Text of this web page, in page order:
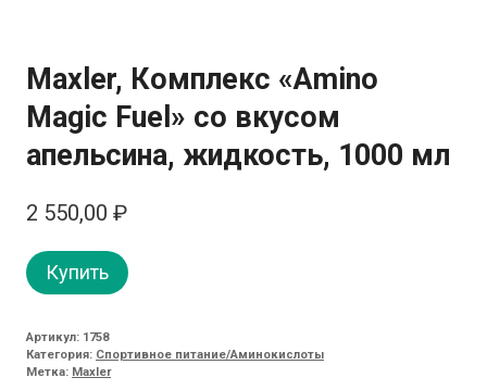
Maxler, Комплекс «Amino
Magic Fuel» со вкусом
апельсина, жидкость, 1000 мл
2 550,00 ₽
Купить
Артикул: 1758
Категория: Спортивное питание/Аминокислоты
Метка: Maxler